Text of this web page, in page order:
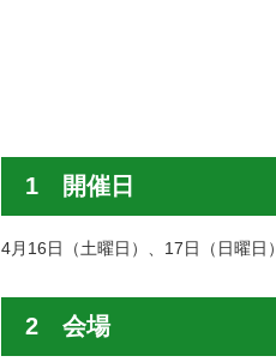
1 開催日
4月16日（土曜日）、17日（日曜日）
2 会場